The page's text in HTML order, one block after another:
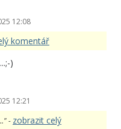
12:08
komentář
)
12:21
- zobrazit celý